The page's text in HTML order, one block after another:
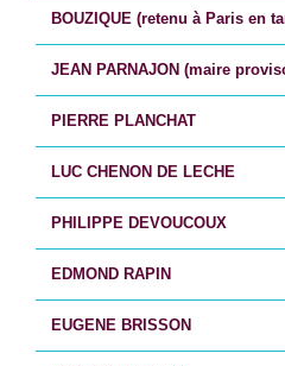
BOUZIQUE (retenu à Paris en
JEAN PARNAJON (maire
PIERRE PLANCHAT
LUC CHENON DE LECHE
PHILIPPE DEVOUCOUX
EDMOND RAPIN
EUGENE BRISSON